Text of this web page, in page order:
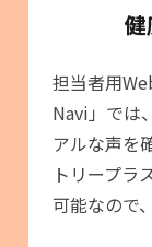
健
担当者用
Navi」では
アルな声を
トリープラ
可能なので